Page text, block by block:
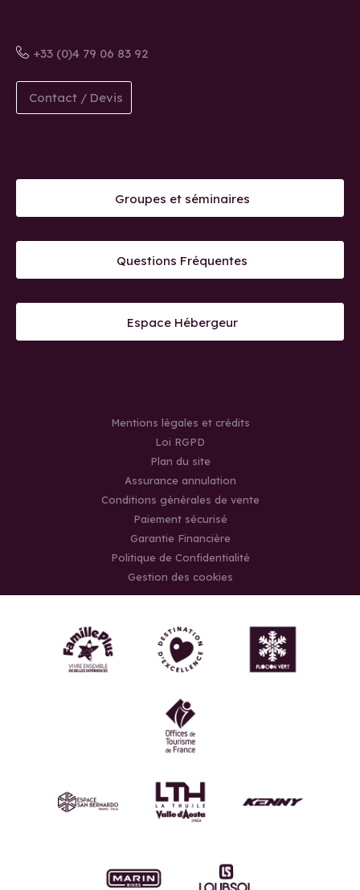
+33 (0)4 79 06 83 92
Contact / Devis
Groupes et séminaires
Questions Fréquentes
Espace Hébergeur
Mentions légales et crédits
Loi RGPD
Plan du site
Assurance annulation
Conditions générales de vente
Paiement sécurisé
Garantie Financière
Politique de Confidentialité
Gestion des cookies